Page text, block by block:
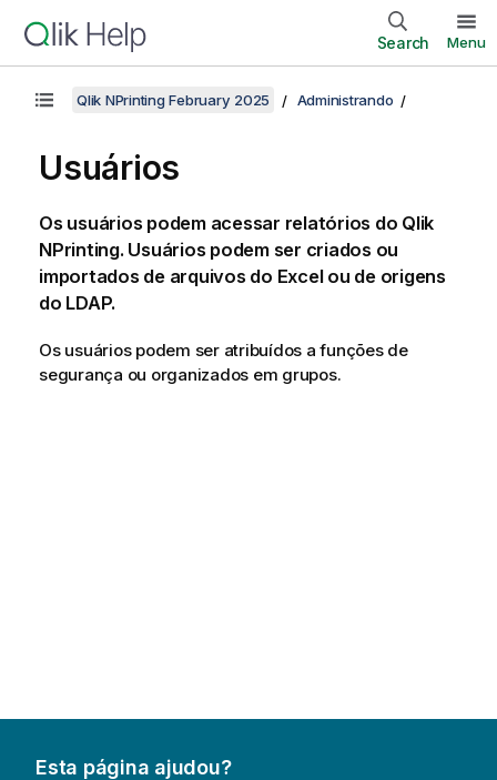
Search Menu
Qlik NPrinting February 2025 Administrando
Usuários
Os usuários podem acessar relatórios do Qlik
NPrinting. Usuários podem ser criados ou
importados de arquivos do Excelou de origens
do LDAP.
Os usuários podem ser atribuídos a funções de
segurança ou organizados em grupos.
Esta página ajudou?